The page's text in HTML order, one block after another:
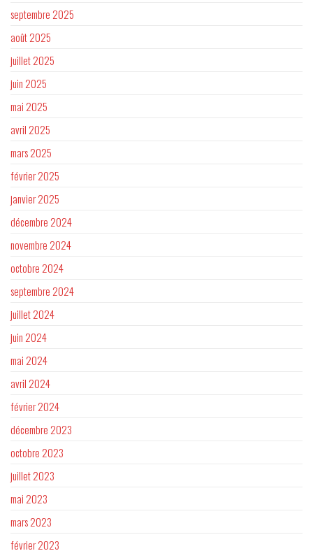
septembre 2025
août 2025
juillet 2025
juin 2025
mai 2025
avril 2025
mars 2025
février 2025
janvier 2025
décembre 2024
novembre 2024
octobre 2024
septembre 2024
juillet 2024
juin 2024
mai 2024
avril 2024
février 2024
décembre 2023
octobre 2023
juillet 2023
mai 2023
mars 2023
février 2023